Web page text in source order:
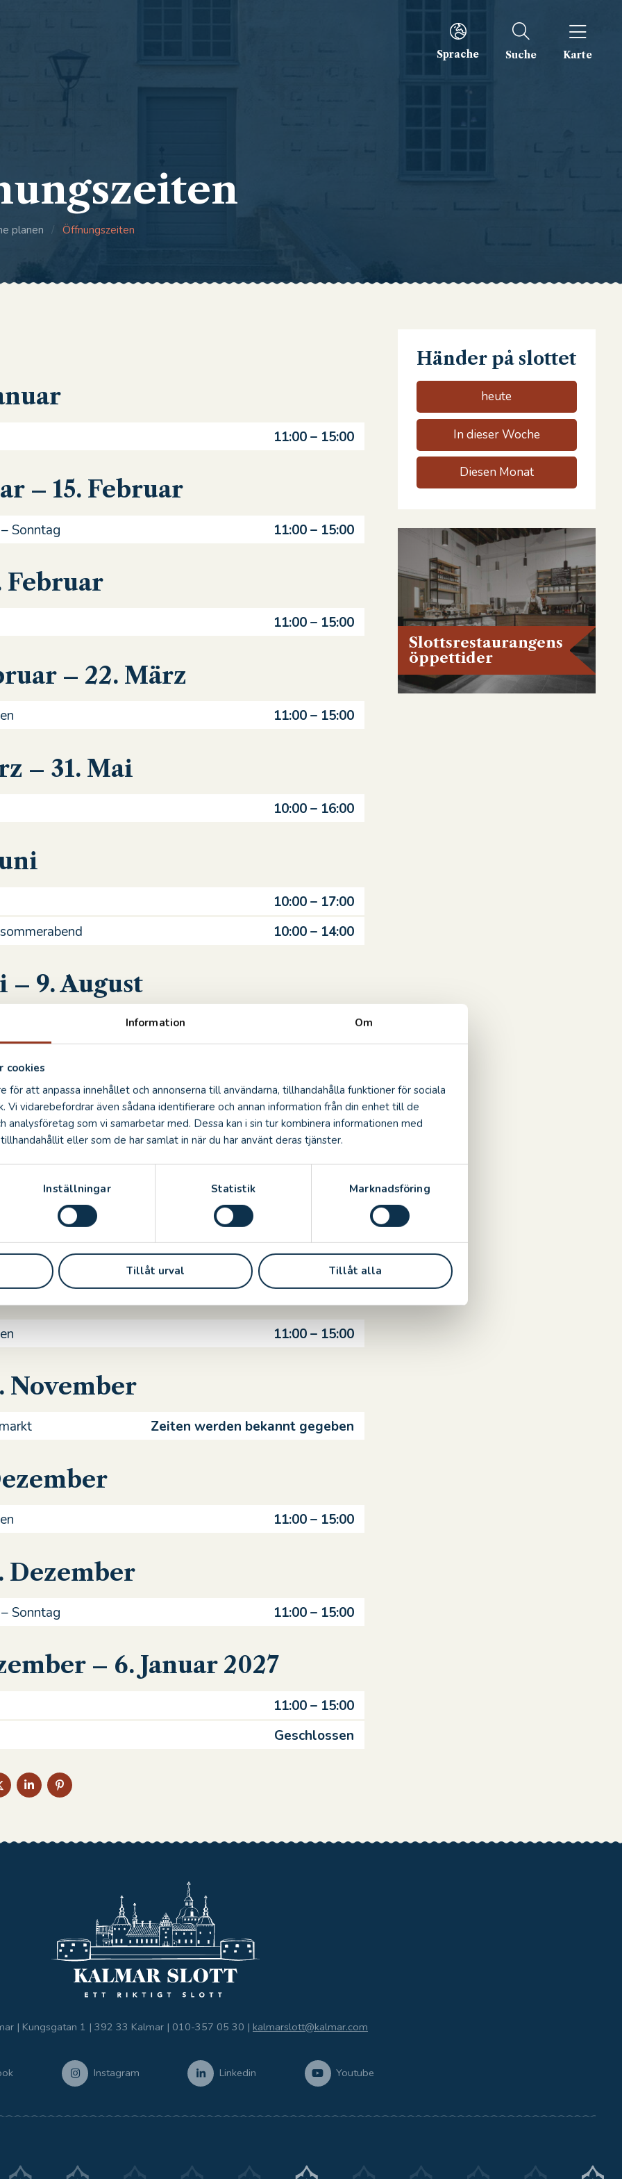
Information Om
cookies
för att anpassa innehållet och annonserna till användarna, tillhandahålla funktioner för sociala
Vi vidarebefordrar även sådana identifierare och annan information från din enhet till de
analysföretag som vi samarbetar med. Dessa kan i sin tur kombinera informationen med
eller som de har samlat in när du har använt deras tjänster.
Inställningar Statistik Marknadsföring
Tillåt urval Tillåt alla
Sprache Suche Karte
planen / Öffnungszeiten
11:00 – 15:00
– 15. Februar
Sonntag 11:00 – 15:00
Februar
11:00 – 15:00
– 22. März
11:00 – 15:00
– 31. Mai
10:00 – 16:00
10:00 – 17:00
10:00 – 14:00
– 9. August
August
10:00 – 17:00
– 1. November
10:00 – 16:00
11:00 – 15:00
November
Zeiten werden bekannt gegeben
11:00 – 15:00
Dezember
Sonntag 11:00 – 15:00
– 6. Januar 2027
11:00 – 15:00
Geschlossen
AUF
TWITTER
TEILEN
AUF
LINKEDIN
TEILEN
AUF
PINTEREST
Händer på slottet
heute
In dieser Woche
Diesen Monat
Slottsrestaurangens
öppettider
| Kungsgatan 1 | 392 33 Kalmar | 010-357 05 30 | kalmarslott@kalmar.com
Instagram Linkedin Youtube